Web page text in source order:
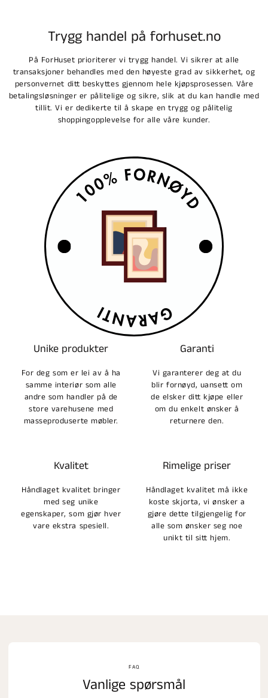
Trygg handel på forhuset.no
På ForHuset prioriterer vi trygg handel. Vi sikrer at alle
transaksjoner behandles med den høyeste grad av sikkerhet, og
personvernet ditt beskyttes gjennom hele kjøpsprosessen. Våre
betalingsløsninger er pålitelige og sikre, slik at du kan handle med
tillit. Vi er dedikerte til å skape en trygg og pålitelig
shoppingopplevelse for alle våre kunder.
Unike produkter
For deg som er lei av å ha
samme interiør som alle
andre som handler på de
store varehusene med
masseproduserte møbler.
Garanti
Vi garanterer deg at du
blir fornøyd, uansett om
de elsker ditt kjøpe eller
om du enkelt ønsker å
returnere den.
Kvalitet
Håndlaget kvalitet bringer
med seg unike
egenskaper, som gjør hver
vare ekstra spesiell.
Rimelige priser
Håndlaget kvalitet må ikke
koste skjorta, vi ønsker a
gjøre dette tilgjengelig for
alle som ønsker seg noe
unikt til sitt hjem.
FAQ
Vanlige spørsmål